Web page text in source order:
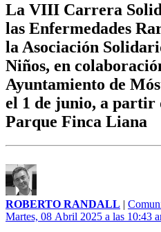
La VIII Carrera
las Enfermedades
la Asociación
Niños, en
Ayuntamiento de
el 1 de junio, a partir
Parque Finca Liana
ROBERTO RANDALL |
Martes, 08 Abril 2025 a las 10:43